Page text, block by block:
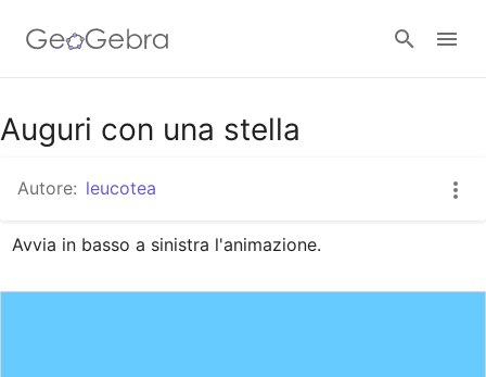
Google Classroom
GeoGebra Classroom
Auguri con una stella
Autore: leucotea
Avvia in basso a sinistra l'animazione.